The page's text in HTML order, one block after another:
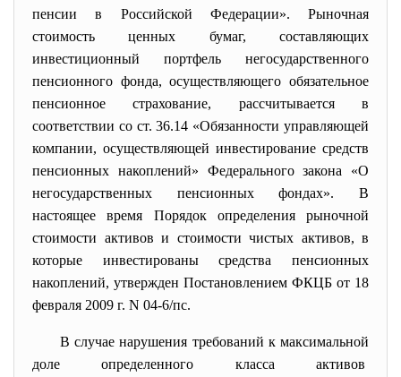
пенсии в Российской Федерации». Рыночная
стоимость ценных бумаг, составляющих
инвестиционный портфель негосударственного
пенсионного фонда, осуществляющего обязательное
пенсионное страхование, рассчитывается в
соответствии со ст. 36.14 «Обязанности управляющей
компании, осуществляющей инвестирование средств
пенсионных накоплений» Федерального закона «О
негосударственных пенсионных фондах». В
настоящее время Порядокопределения рыночной
стоимости активов и стоимости чистых активов, в
которые инвестированы средства пенсионных
накоплений, утвержден Постановлением ФКЦБ от 18
февраля 2009 г. N 04-6/пс.
В случае нарушения требований к максимальной
доле определенного класса активов